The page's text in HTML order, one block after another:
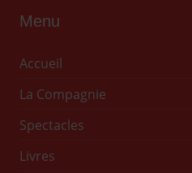
Menu
Accueil
La Compagnie
Spectacles
Livres